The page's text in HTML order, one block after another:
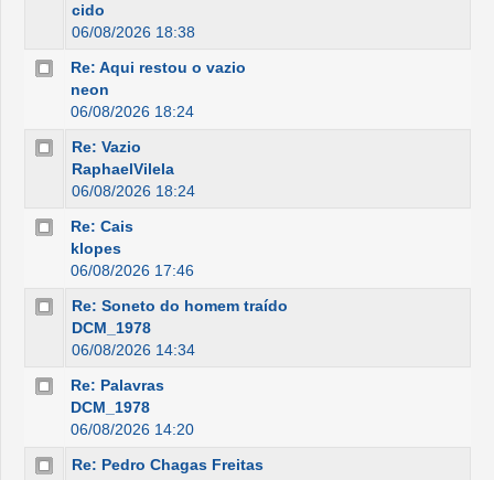
cido
06/08/2026 18:38
Re: Aqui restou o vazio
neon
06/08/2026 18:24
Re: Vazio
RaphaelVilela
06/08/2026 18:24
Re: Cais
klopes
06/08/2026 17:46
Re: Soneto do homem traído
DCM_1978
06/08/2026 14:34
Re: Palavras
DCM_1978
06/08/2026 14:20
Re: Pedro Chagas Freitas